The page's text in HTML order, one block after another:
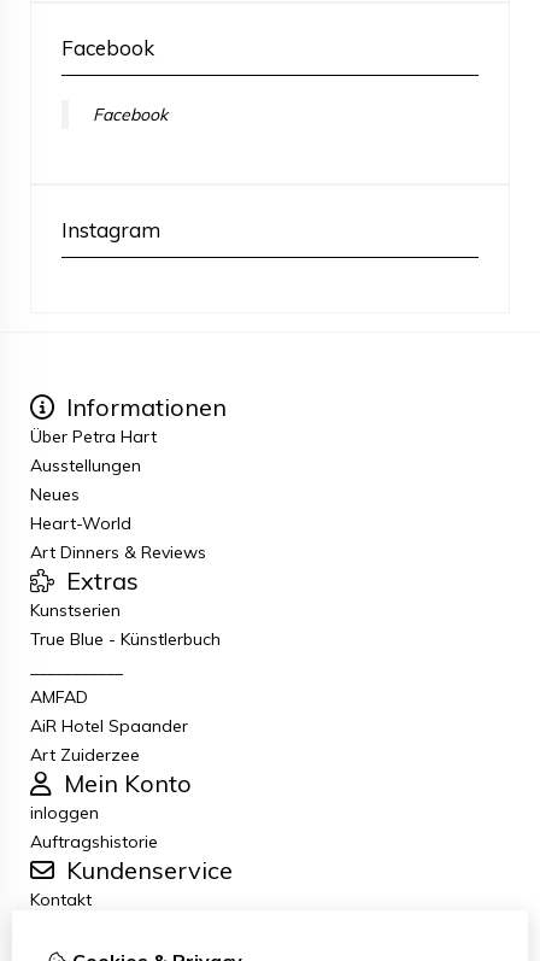
Facebook
Facebook
Instagram
Informationen
Über Petra Hart
Ausstellungen
Neues
Heart-World
Art Dinners & Reviews
Extras
Kunstserien
True Blue - Künstlerbuch
AMFAD
AiR Hotel Spaander
Art Zuiderzee
Mein Konto
inloggen
Auftragshistorie
Kundenservice
Kontakt